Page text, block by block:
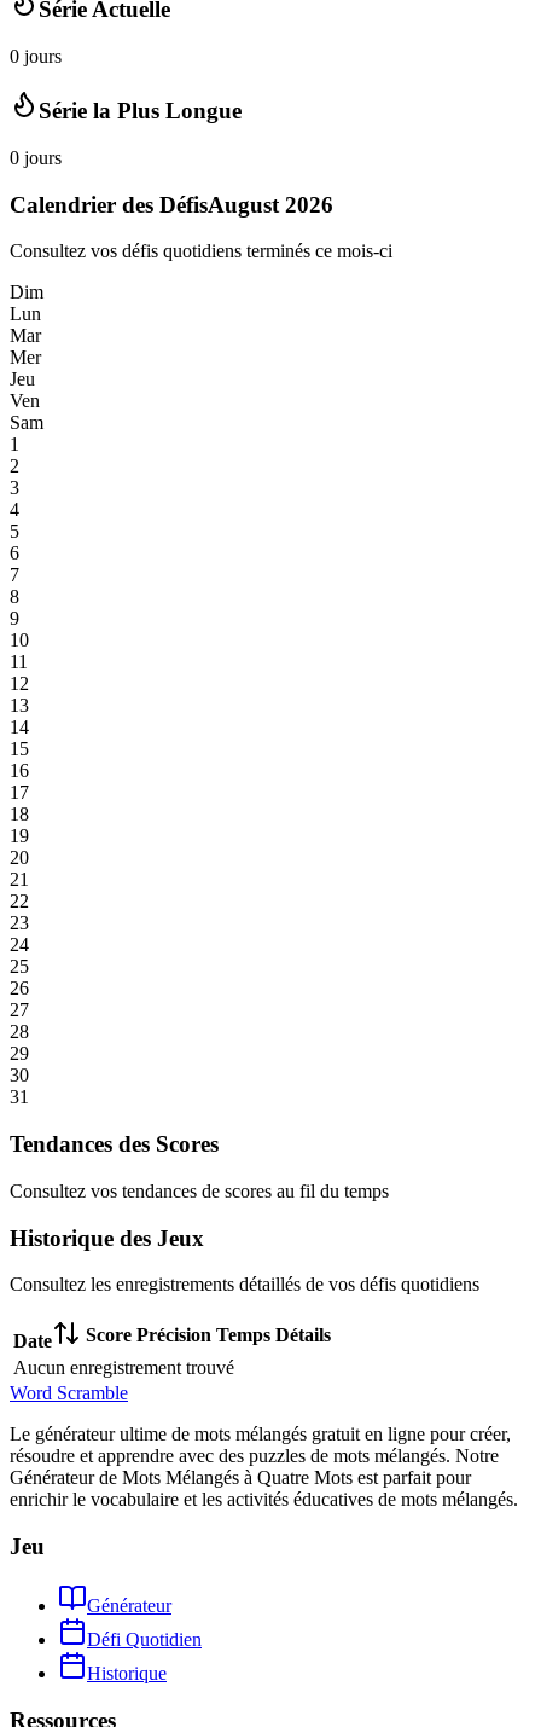
Série Actuelle
0 jours
Série la Plus Longue
0 jours
Calendrier des DéfisAugust 2026
Consultez vos défis quotidiens terminés ce mois-ci
Dim
Lun
Mar
Mer
Jeu
Ven
Sam
1
2
3
4
5
6
7
8
9
10
11
12
13
14
15
16
17
18
19
20
21
22
23
24
25
26
27
28
29
30
31
Tendances des Scores
Consultez vos tendances de scores au fil du temps
Historique des Jeux
Consultez les enregistrements détaillés de vos défis quotidiens
Date Score Précision Temps Détails
Aucun enregistrement trouvé
Word Scramble
Le générateur ultime de mots mélangés gratuit en ligne pour créer,
résoudre et apprendre avec des puzzles de mots mélangés. Notre
Générateur de Mots Mélangés à Quatre Mots est parfait pour
enrichir le vocabulaire et les activités éducatives de mots mélangés.
Jeu
Générateur
Défi Quotidien
Historique
Ressources